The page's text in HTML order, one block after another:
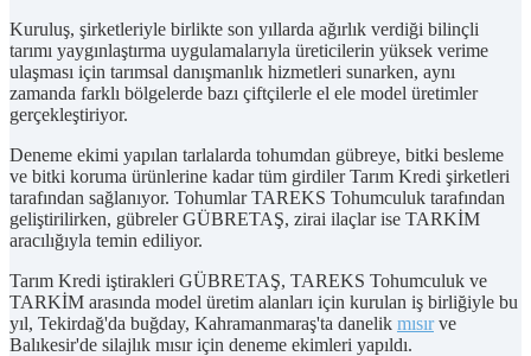
Kuruluş, şirketleriyle birlikte son yıllarda ağırlık verdiği bilinçli
tarımı yaygınlaştırma uygulamalarıyla üreticilerin yüksek verime
ulaşması için tarımsal danışmanlık hizmetleri sunarken, aynı
zamanda farklı bölgelerde bazı çiftçilerle el ele model üretimler
gerçekleştiriyor.
Deneme ekimi yapılan tarlalarda tohumdan gübreye, bitki besleme
ve bitki koruma ürünlerine kadar tüm girdiler Tarım Kredi şirketleri
tarafından sağlanıyor. Tohumlar TAREKS Tohumculuk tarafından
geliştirilirken, gübreler GÜBRETAŞ, zirai ilaçlar ise TARKİM
aracılığıyla temin ediliyor.
Tarım Kredi iştirakleri GÜBRETAŞ, TAREKS Tohumculuk ve
TARKİM arasında model üretim alanları için kurulan iş birliğiyle bu
yıl, Tekirdağ'da buğday, Kahramanmaraş'ta danelik mısırve
Balıkesir'de silajlık mısır için deneme ekimleri yapıldı.